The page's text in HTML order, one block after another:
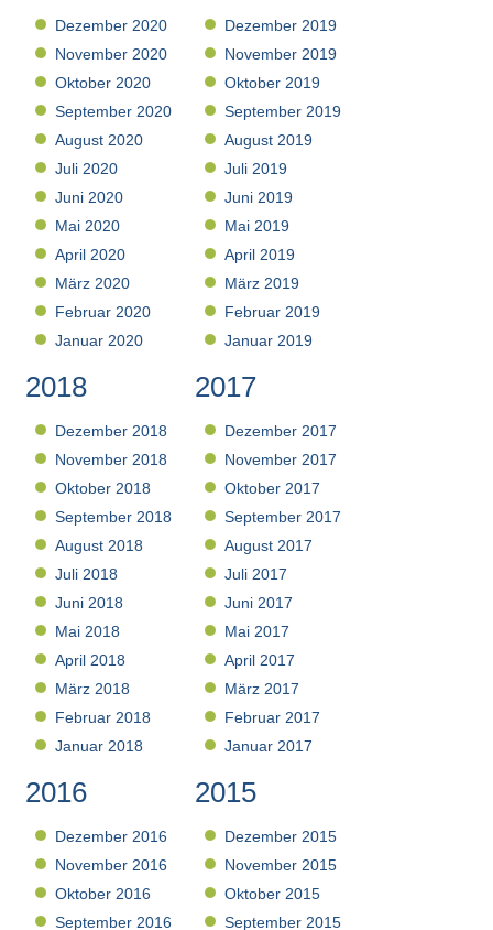
Dezember 2020
November 2020
Oktober 2020
September 2020
August 2020
Juli 2020
Juni 2020
Mai 2020
April 2020
März 2020
Februar 2020
Januar 2020
Dezember 2019
November 2019
Oktober 2019
September 2019
August 2019
Juli 2019
Juni 2019
Mai 2019
April 2019
März 2019
Februar 2019
Januar 2019
2018
Dezember 2018
November 2018
Oktober 2018
September 2018
August 2018
Juli 2018
Juni 2018
Mai 2018
April 2018
März 2018
Februar 2018
Januar 2018
2017
Dezember 2017
November 2017
Oktober 2017
September 2017
August 2017
Juli 2017
Juni 2017
Mai 2017
April 2017
März 2017
Februar 2017
Januar 2017
2016
Dezember 2016
November 2016
Oktober 2016
September 2016
2015
Dezember 2015
November 2015
Oktober 2015
September 2015